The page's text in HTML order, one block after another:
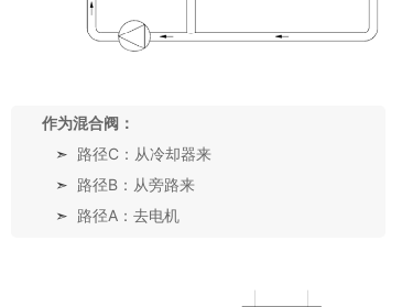
作为混合阀：
➣ 路径C：从冷却器来
➣ 路径B：从旁路来
➣ 路径A：去电机